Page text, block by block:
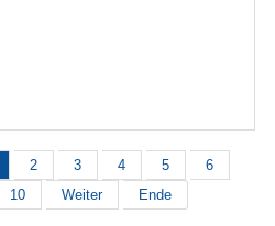
2 3 4 5
6
10 Weiter Ende